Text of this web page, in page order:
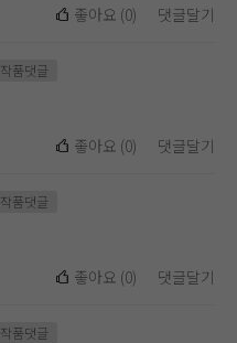
좋아요 (0) 댓글달기
작품댓글
좋아요 (0) 댓글달기
작품댓글
좋아요 (0) 댓글달기
작품댓글